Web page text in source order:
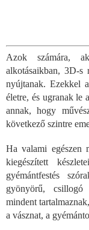
Azok számára,
alkotásaikban, 3D-s
nyújtanak. Ezekkel
életre, és ugranak le
annak, hogy
következő szintre
Ha valami egészen
kiegészített
gyémántfestés
gyönyörű, csillogó
mindent
a vásznat, a